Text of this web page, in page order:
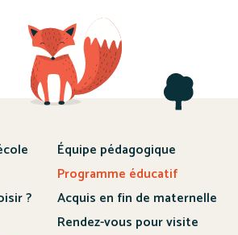
?
Équipe pédagogique
Programme éducatif
Acquis en fin de maternelle
Rendez-vous pour visite